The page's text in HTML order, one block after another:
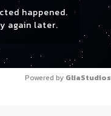
happened.
again later.
Powered by GliaStudios